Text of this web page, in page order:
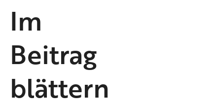
Im
Beitrag
blättern